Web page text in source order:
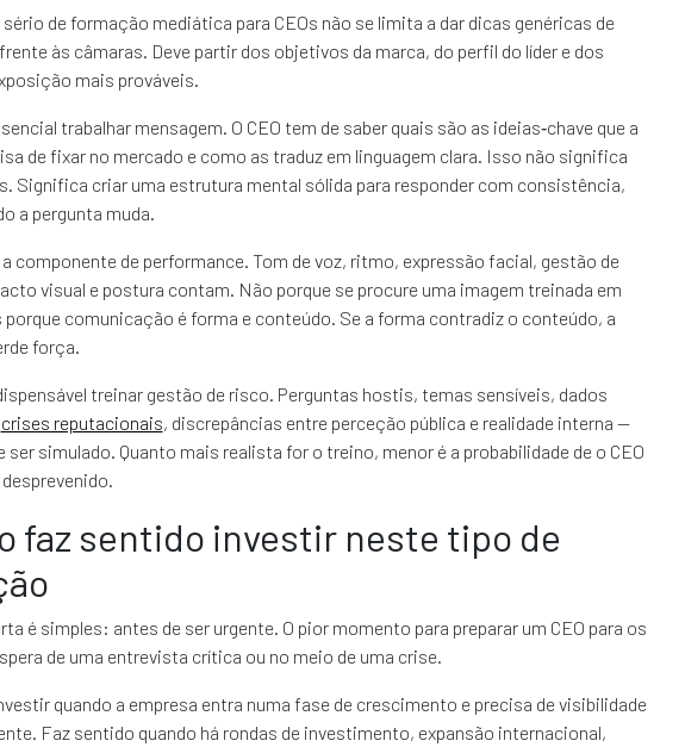
de formação mediática para CEOs não se limita a dar dicas genéricas de
às câmaras. Deve partir dos objetivos da marca, do perfil do líder e dos
mais prováveis.
trabalhar mensagem. O CEO tem de saber quais são as ideias‑chave que a
de fixar no mercado e como as traduz em linguagem clara. Isso não significa
Significa criar uma estrutura mental sólida para responder com consistência,
a pergunta muda.
componente de performance. Tom de voz, ritmo, expressão facial, gestão de
visual e postura contam. Não porque se procure uma imagem treinada em
porque comunicação é forma e conteúdo. Se a forma contradiz o conteúdo, a
força.
treinar gestão de risco. Perguntas hostis, temas sensíveis, dados
crises reputacionais, discrepâncias entre perceção pública e realidade interna —
ser simulado. Quanto mais realista for o treino, menor é a probabilidade de o CEO
faz sentido investir neste tipo de
é simples: antes de ser urgente. O pior momento para preparar um CEO para os
de uma entrevista crítica ou no meio de uma crise.
quando a empresa entra numa fase de crescimento e precisa de visibilidade
Faz sentido quando há rondas de investimento, expansão internacional,